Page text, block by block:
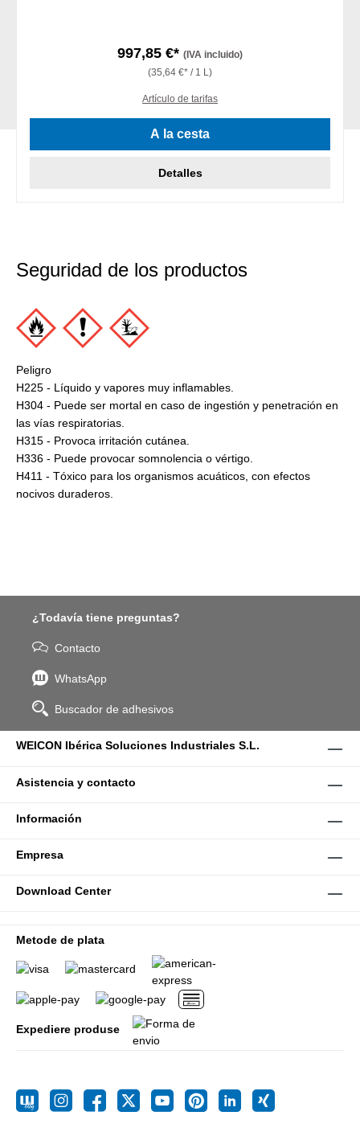
997,85 €* (IVA incluido)
(35,64 €* / 1 L)
Artículo de tarifas
A la cesta
Detalles
Seguridad de los productos
Peligro
H225 - Líquido y vapores muy inflamables.
H304 - Puede ser mortal en caso de ingestión y penetración en
las vías respiratorias.
H315 - Provoca irritación cutánea.
H336 - Puede provocar somnolencia o vértigo.
H411 - Tóxico para los organismos acuáticos, con efectos
nocivos duraderos.
¿Todavía tiene preguntas?
Contacto
WhatsApp
Buscador de adhesivos
WEICON Ibérica Soluciones Industriales S.L.
Asistencia y contacto
Información
Empresa
Download Center
Metode de plata
Expediere produse